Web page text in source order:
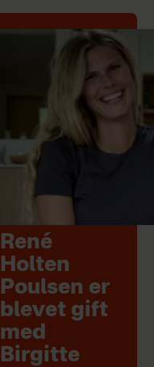
René
Holten
Poulsen er
blevet gift
med
Birgitte